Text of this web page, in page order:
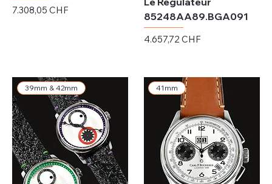
Preis
7.308,05 CHF
85248AA89.BGA091
Preis
4.657,72 CHF
39mm & 42mm 41mm